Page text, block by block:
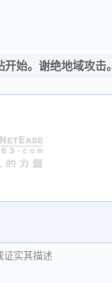
始。谢绝地域攻击。
证实其描述